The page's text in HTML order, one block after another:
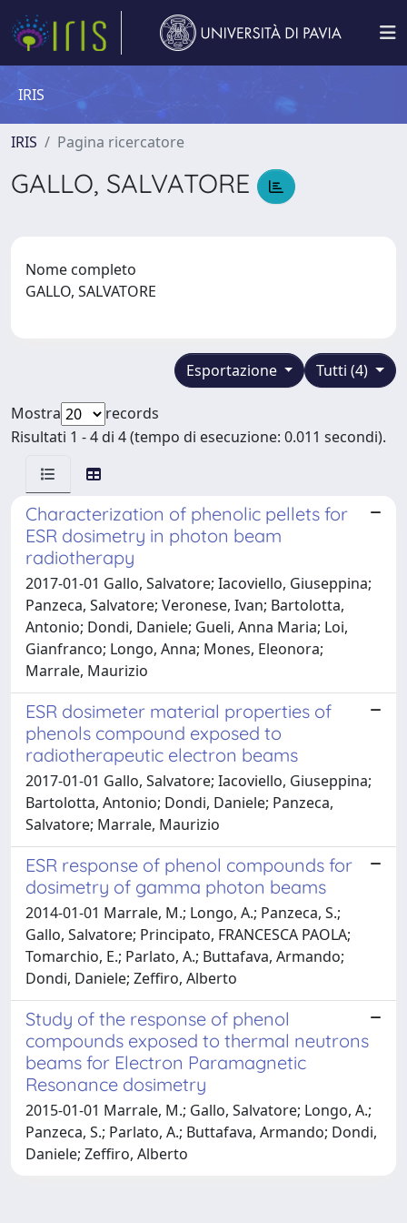
IRIS
IRIS Pagina ricercatore
GALLO, SALVATORE
Nome completo
GALLO, SALVATORE
Tutti (4)
Esportazione
Mostra
records
Risultati 1 - 4 di 4 (tempo di esecuzione: 0.011 secondi).
Characterization of phenolic pellets for
ESR dosimetry in photon beam
radiotherapy
2017-01-01 Gallo, Salvatore; Iacoviello, Giuseppina;
Panzeca, Salvatore; Veronese, Ivan; Bartolotta,
Antonio; Dondi, Daniele; Gueli, Anna Maria; Loi,
Gianfranco; Longo, Anna; Mones, Eleonora;
Marrale, Maurizio
ESR dosimeter material properties of
phenols compound exposed to
radiotherapeutic electron beams
2017-01-01 Gallo, Salvatore; Iacoviello, Giuseppina;
Bartolotta, Antonio; Dondi, Daniele; Panzeca,
Salvatore; Marrale, Maurizio
ESR response of phenol compounds for
dosimetry of gamma photon beams
2014-01-01 Marrale, M.; Longo, A.; Panzeca, S.;
Gallo, Salvatore; Principato, FRANCESCA PAOLA;
Tomarchio, E.; Parlato, A.; Buttafava, Armando;
Dondi, Daniele; Zeffiro, Alberto
Study of the response of phenol
compounds exposed to thermal neutrons
beams for Electron Paramagnetic
Resonance dosimetry
2015-01-01 Marrale, M.; Gallo, Salvatore; Longo, A.;
Panzeca, S.; Parlato, A.; Buttafava, Armando; Dondi,
Daniele; Zeffiro, Alberto